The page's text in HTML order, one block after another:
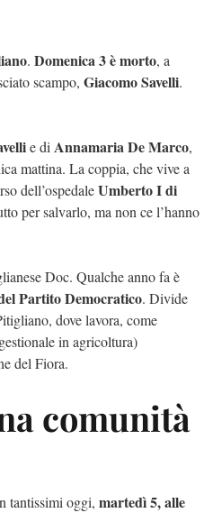
. Domenica 3 è morto, a
scampo, Giacomo Savelli.
e di Annamaria De Marco,
mattina. La coppia, che vive a
dell’ospedaleUmberto I di
per salvarlo, ma non ce l’hanno
Doc. Qualche anno fa è
Partito Democratico. Divide
dove lavora, come
in agricoltura)
del Fiora.
comunità
tantissimi oggi, martedì 5, alle